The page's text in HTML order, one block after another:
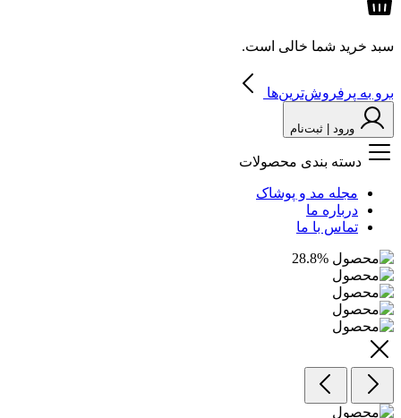
سبد خرید شما خالی است.
برو به پرفروش‌ترین‌ها
ورود | ثبت‌نام
دسته بندی محصولات
مجله مد و پوشاک
درباره ما
تماس با ما
28.8%